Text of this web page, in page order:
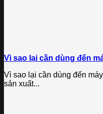
Vì sao lại cần dùng đến
Vì sao lại cần dùng đến
sản xuất...